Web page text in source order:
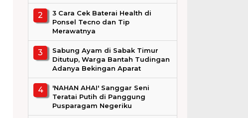
3 Cara Cek Baterai Health di
Ponsel Tecno dan Tip
Merawatnya
Sabung Ayam di Sabak Timur
Ditutup, Warga Bantah Tudingan
Adanya Bekingan Aparat
'NAHAN AHAI' Sanggar Seni
Teratai Putih di Panggung
Pusparagam Negeriku